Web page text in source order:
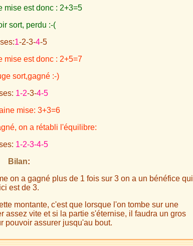
mise est donc : 2+3=5
sort, perdu :-(
1-2-3-4-5
mise est donc : 2+5=7
sort,gagné :-)
1-2-3-4-5
mise: 3+3=6
on a rétabli l'équilibre:
1-2-3-4-5
Bilan:
on a gagné plus de 1 fois sur 3 on a un bénéfice qui
ici est de 3.
montante, c'est que lorsque l'on tombe sur une
assez vite et si la partie s'éternise, il faudra un gros
pouvoir assurer jusqu'au bout.